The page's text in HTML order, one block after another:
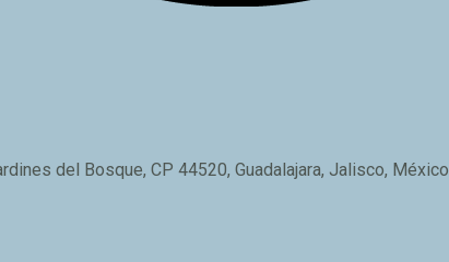
del Bosque, CP 44520, Guadalajara, Jalisco, México